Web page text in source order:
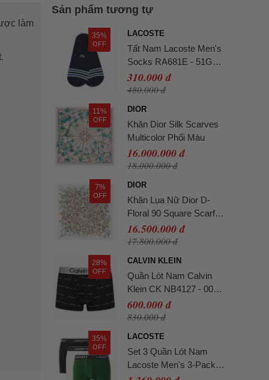
làm
Sản phẩm tương tự
35%
OFF
LACOSTE
Tất Nam Lacoste Men's
Socks RA681E - 51G
Màu Xanh Navy
310.000 đ
480.000 đ
11%
OFF
DIOR
Khăn Dior Silk Scarves
Multicolor Phối Màu
16.000.000 đ
18.000.000 đ
7%
OFF
DIOR
Khăn Lụa Nữ Dior D-
Floral 90 Square Scarf
Silk Twill Màu Trắng Họa
Tiết
16.500.000 đ
17.800.000 đ
28%
OFF
CALVIN KLEIN
Quần Lót Nam Calvin
Klein CK NB4127 - 003
Màu Đen Size L
600.000 đ
830.000 đ
35%
OFF
LACOSTE
Set 3 Quần Lót Nam
Lacoste Men's 3-Pack
Stretch Cotton Boxer